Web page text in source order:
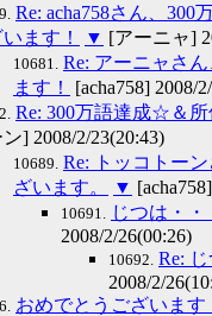
Re: acha758さん、300
ます！
▼ [アーニャ]
10681.
Re: アーニャさ
ます！
[acha758] 2008/
Re: 300万語達成☆＆所
ン] 2008/2/23(20:43)
10689. Re: トッコトー
ざいます。
▼
10691. じつは・・
2008/2/26(00:26)
10692. Re:
2008/2/
おめでとうございます